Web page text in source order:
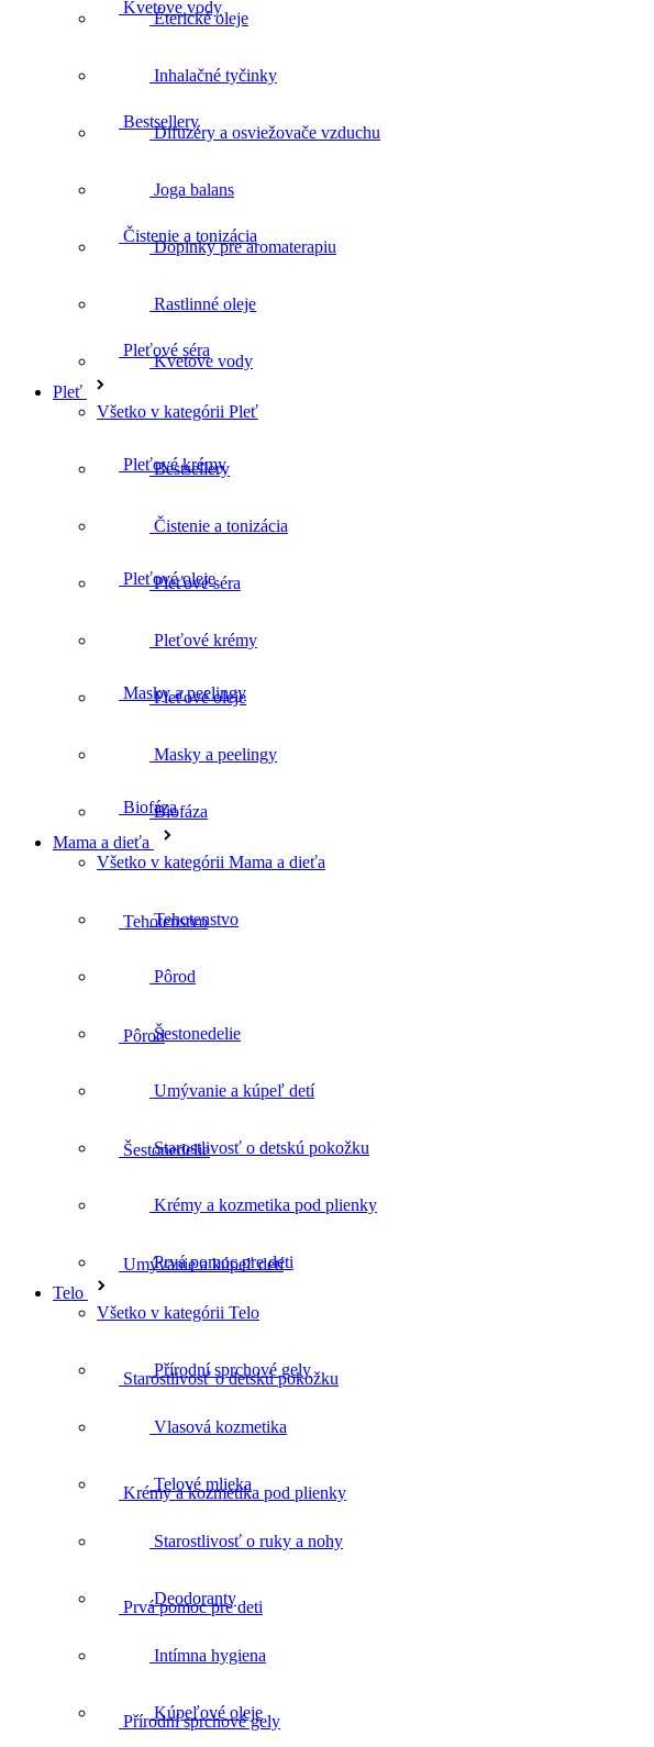
Bestsellery
Čistenie a tonizácia
Pleťové séra
Pleťové krémy
Tehotenstvo
Éterické oleje
Inhalačné tyčinky
Difuzéry a osviežovače vzduchu
Joga balans
Doplnky pre aromaterapiu
Rastlinné oleje
Kvetove vody
Pleť
Všetko v kategórii Pleť
Bestsellery
Čistenie a tonizácia
Pleťové séra
Pleťové krémy
Pleťové oleje
Masky a peelingy
Biofáza
Mama a dieťa
Všetko v kategórii Mama a dieťa
Tehotenstvo
Pôrod
Šestonedelie
Umývanie a kúpeľ detí
Starostlivosť o detskú pokožku
Krémy a kozmetika pod plienky
Prvá pomoc pre deti
Telo
Všetko v kategórii Telo
Přírodní sprchové gely
Vlasová kozmetika
Telové mlieka
Starostlivosť o ruky a nohy
Deodoranty
Intímna hygiena
Kúpeľové oleje